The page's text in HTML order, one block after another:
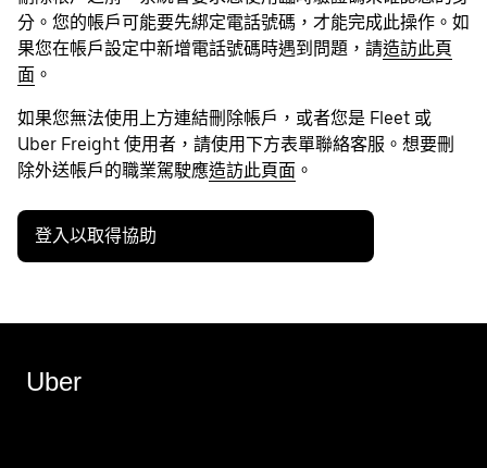
分。您的帳戶可能要先綁定電話號碼，才能完成此操作。如
果您在帳戶設定中新增電話號碼時遇到問題，請造訪此頁
面 。
如果您無法使用上方連結刪除帳戶，或者您是 Fleet 或
Uber Freight 使用者，請使用下方表單聯絡客服。想要刪
除外送帳戶的職業駕駛應造訪此頁面 。
登入以取得協助
Uber